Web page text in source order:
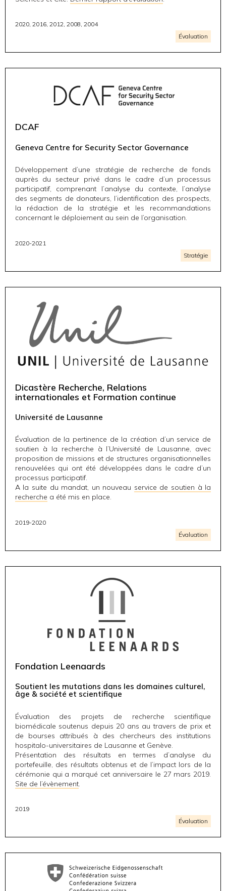
2020, 2016, 2012, 2008, 2004
Évaluation
DCAF
Geneva Centre for Security Sector Governance
Développement d’une stratégie de recherche de fonds
auprès du secteur privé dans le cadre d’un processus
participatif, comprenant l’analyse du contexte, l’analyse
des segments de donateurs, l’identification des prospects,
la rédaction de la stratégie et les recommandations
concernant le déploiement au sein de l’organisation.
2020-2021
Stratégie
Dicastère Recherche, Relations
internationales et Formation continue
Université de Lausanne
Évaluation de la pertinence de la création d’un service de
soutien à la recherche à l’Université de Lausanne, avec
proposition de missions et de structures organisationnelles
renouvelées qui ont été développées dans le cadre d’un
processus participatif.
A la suite du mandat, un nouveau service de soutien à la
recherche a été mis en place.
2019-2020
Évaluation
Fondation Leenaards
Soutient les mutations dans les domaines culturel,
âge & société et scientifique
Évaluation des projets de recherche scientifique
biomédicale soutenus depuis 20 ans au travers de prix et
de bourses attribués à des chercheurs des institutions
hospitalo-universitaires de Lausanne et Genève.
Présentation des résultats en termes d’analyse du
portefeuille, des résultats obtenus et de l’impact lors de la
cérémonie qui a marqué cet anniversaire le 27 mars 2019.
Site de l’évènement.
2019
Évaluation